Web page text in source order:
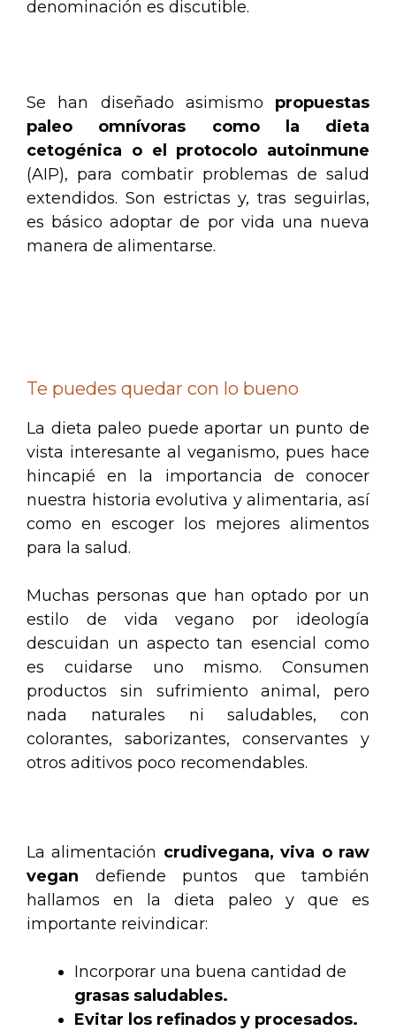
denominación es discutible.
Se han diseñado asimismo propuestas
paleo omnívoras como la dieta
cetogénica o el protocolo autoinmune
(AIP), para combatir problemas de salud
extendidos. Son estrictas y, tras seguirlas,
es básico adoptar de por vida una nueva
manera de alimentarse.
Te puedes quedar con lo bueno
La dieta paleo puede aportar un punto de
vista interesante al veganismo, pues hace
hincapié en la importancia de conocer
nuestra historia evolutiva y alimentaria, así
como en escoger los mejores alimentos
para la salud.
Muchas personas que han optado por un
estilo de vida vegano por ideología
descuidan un aspecto tan esencial como
es cuidarse uno mismo. Consumen
productos sin sufrimiento animal, pero
nada naturales ni saludables, con
colorantes, saborizantes, conservantes y
otros aditivos poco recomendables.
La alimentación crudivegana, viva o raw
vegan defiende puntos que también
hallamos en la dieta paleo y que es
importante reivindicar:
Incorporar una buena cantidad de
grasas saludables.
Evitar los refinados y procesados.